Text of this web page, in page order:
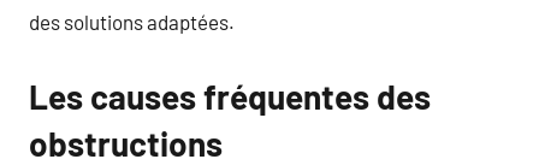
des solutions adaptées.
Les causes fréquentes des
obstructions